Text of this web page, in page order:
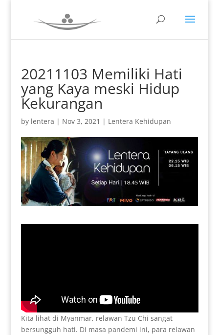
20211103 Memiliki Hati
yang Kaya meski Hidup
Kekurangan
by lentera | Nov 3, 2021 | Lentera Kehidupan
Kita lihat di Myanmar, relawan Tzu Chi sangat
bersungguh hati. Di masa pandemi ini, para relawan